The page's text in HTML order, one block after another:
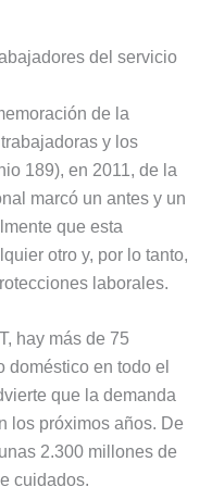
del servicio
de la
y los
189), en 2011, de la
marcó un antes y un
que esta
otro y, por lo tanto,
laborales.
hay más de 75
en todo el
que la demanda
los próximos años. De
2.300 millones de
cuidados.